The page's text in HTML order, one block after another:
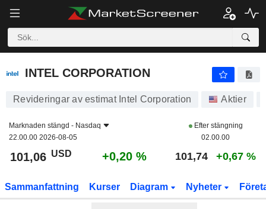
INTEL CORPORATION
INTEL CORPORATION
Revideringar av estimat Intel Corporation Aktier
Marknaden stängd - Nasdaq
22.00.00 2026-08-05
Efter stängning
02.00.00
101,06 USD +0,20 % 101,74 +0,67 %
Sammanfattning Kurser Diagram Nyheter